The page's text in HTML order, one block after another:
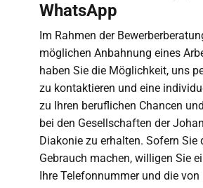
WhatsApp
Im Rahmen der
möglichen Anbahnung eines
haben Sie die Möglichkeit, uns
zu kontaktieren und eine
zu Ihren beruflichen Chancen
bei den Gesellschaften der
Diakonie zu erhalten. Sofern Sie
Gebrauch machen, willigen Sie
Ihre Telefonnummer und die von